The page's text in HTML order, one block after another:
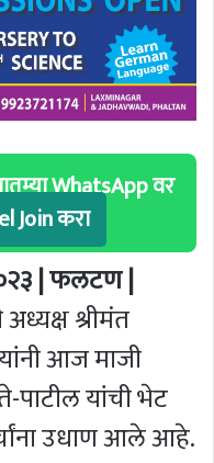
WhatsApp वर
Join करा
| फलटण |
श्रीमंत
आज माजी
पाटील यांची भेट
उधाण आले आहे.